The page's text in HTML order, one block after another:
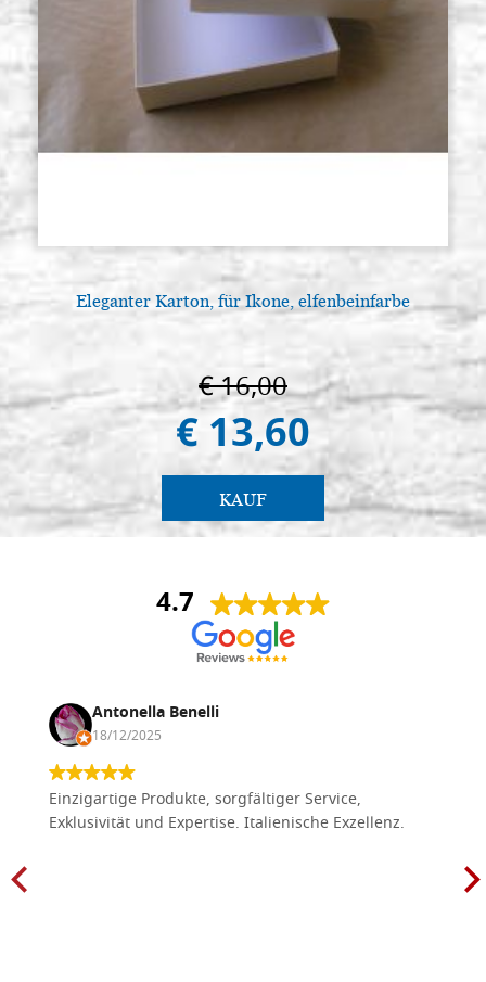
€ 48,00 ACQUISTA
Wasserdichtes Schleifpapier der
Serie 270 Smirdex, 1500 (50 Blatt,
Auf Lager: 2 - COD.
50SMIRDEX1500
€ 48,00 ACQUISTA
Serie 270 Smirdex, 2000 (50 Blatt,
23x28cm)
€ 48,00 ACQUISTA
23x28cm)
Auf Lager: 2 - COD.
50SMIRDEX3000
€ 48,00
Wasserdichtes Schleifpapier der
Serie 270 Smirdex, 4000 (50 Blatt,
23x28cm)
Auf Lager: 2 - COD.
50SMIRDEX4000
Wasserdichtes Schleifpapier der
Serie 270 Smirdex, 5000 (50 Blatt,
Auf Lager: 2 - COD.
Eleganter Karton, für Ikone, elfenbeinfarbe
€ 16,00
€ 13,60
KAUF
4.7
Antonella Benelli
18/12/2025
Einzigartige Produkte, sorgfältiger Service,
Exklusivität und Expertise. Italienische Exzellenz.